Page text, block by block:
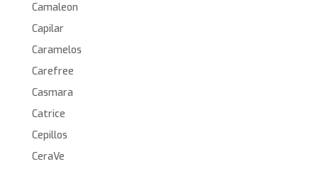
Camaleon
Capilar
Caramelos
Carefree
Casmara
Catrice
Cepillos
CeraVe